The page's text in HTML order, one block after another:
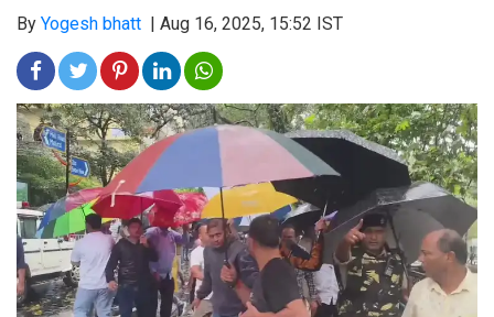
By Yogesh bhatt Aug 16, 2025, 15:52 IST